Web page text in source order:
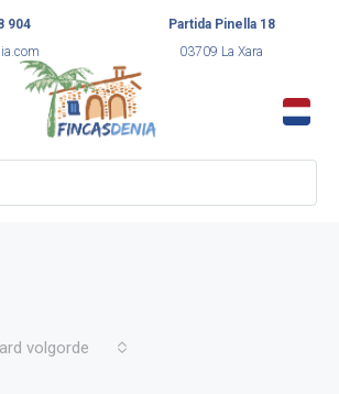
904
Partida Pinella 18
03709 La Xara
volgorde